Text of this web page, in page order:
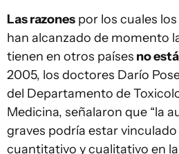
Las razones por los cuales
han alcanzado de momento
tienen en otros países no
2005, los doctores Darío
del Departamento de
Medicina, señalaron que “la
graves podría estar
cuantitativo y cualitativo en